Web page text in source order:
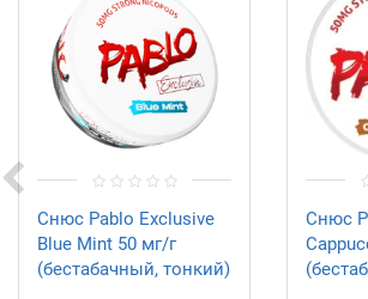
Снюс Pablo Exclusive
Blue Mint 50 мг/г
(бестабачный, тонкий)
Снюс